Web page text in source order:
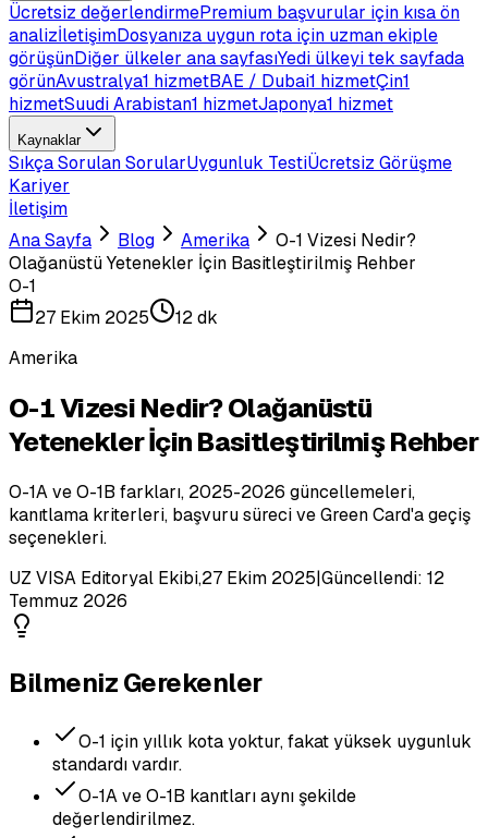
Ücretsiz değerlendirmePremium başvurular için kısa ön
analizİletişimDosyanıza uygun rota için uzman ekiple
görüşünDiğer ülkeler ana sayfasıYedi ülkeyi tek sayfada
görünAvustralya1 hizmetBAE / Dubai1 hizmetÇin1
hizmetSuudi Arabistan1 hizmetJaponya1 hizmet
Kaynaklar
Sıkça Sorulan SorularUygunluk TestiÜcretsiz Görüşme
Kariyer
İletişim
Ana Sayfa
Blog Amerika
O-1 Vizesi Nedir?
Olağanüstü Yetenekler İçin Basitleştirilmiş Rehber
O-1
27 Ekim 2025
12 dk
Amerika
O-1 Vizesi Nedir? Olağanüstü
Yetenekler İçin Basitleştirilmiş Rehber
O-1A ve O-1B farkları, 2025-2026 güncellemeleri,
kanıtlama kriterleri, başvuru süreci ve Green Card'a geçiş
seçenekleri.
UZ VISA Editoryal Ekibi,27 Ekim 2025|Güncellendi: 12
Temmuz 2026
Bilmeniz Gerekenler
O-1 için yıllık kota yoktur, fakat yüksek uygunluk
standardı vardır.
O-1A ve O-1B kanıtları aynı şekilde
değerlendirilmez.